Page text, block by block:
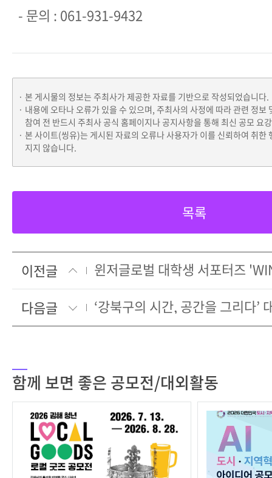
- 문의 : 061-931-9432
본 게시물의 정보는 주최사가 제공한 자료를 기반으로 작성되었습니다.
내용에 오타나 오류가 있을 수 있으며, 주최사의 사정에 따라 관련 정보
참여 전 반드시 주최사 공식 홈페이지나 공지사항을 통해 최신 공모 요
본 사이트(씽유)는 게시된 자료의 오류나 사용자가 이를 신뢰하여 취한
지지 않습니다.
목록
이전글
다음글
함께 보면 좋은 공모전/대외활동